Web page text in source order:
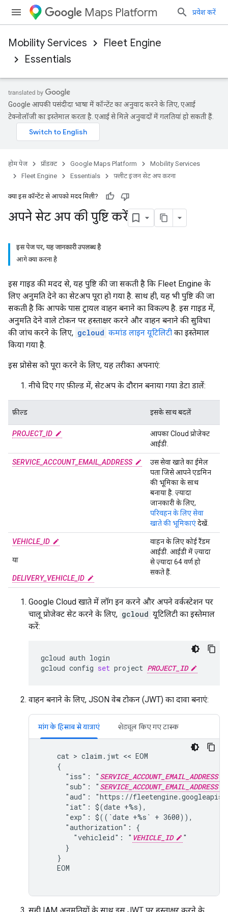
Maps Platform प्रवेश करें
Mobility Services
Fleet Engine
Essentials
Google आपकी पसंदीदा भाषा में कॉन्टेंट का अनुवाद करने के लिए, एआई
टेक्नोलॉजी का इस्तेमाल करता है. एआई से मिले अनुवादों में गलतियां हो सकती हैं.
होम पेज प्रॉडक्ट Google Maps Platform
Mobility Services
Fleet Engine
Essentials फ़्लीट इंजन सेट अप करना
क्या इस कॉन्टेंट से आपको मदद मिली?
अपने सेट अप की पुष्टि करें
इस पेज पर, यह जानकारी उपलब्ध है
आगे क्या करना है
इस गाइड की मदद से, यह पुष्टि की जा सकती है कि Fleet Engine के
लिए अनुमति देने का सेटअप पूरा हो गया है. साथ ही, यह भी पुष्टि की जा
सकती है कि आपके पास ट्रायल वाहन बनाने का विकल्प है. इस गाइड में,
अनुमति देने वाले टोकन पर हस्ताक्षर करने और वाहन बनाने की सुविधा
की जांच करने के लिए, gcloud कमांड लाइन यूटिलिटी का इस्तेमाल
किया गया है.
इस प्रोसेस को पूरा करने के लिए, यह तरीका अपनाएं:
नीचे दिए गए फ़ील्ड में, सेटअप के दौरान बनाया गया डेटा डालें:
फ़ील्ड इसके साथ बदलें
PROJECT_ID
आपका Cloud प्रोजेक्ट
आईडी.
SERVICE_ACCOUNT_EMAIL_ADDRESS
उस सेवा खाते का ईमेल
पता जिसे आपने एडमिन
की भूमिका के साथ
बनाया है. ज़्यादा
जानकारी के लिए,
परिवहन के लिए सेवा
खाते की भूमिकाएंदेखें.
VEHICLE_ID
या
DELIVERY_VEHICLE_ID
वाहन के लिए कोई रैंडम
आईडी. आईडी में ज़्यादा
से ज़्यादा 64 वर्ण हो
सकते हैं.
Google Cloud खाते में लॉग इन करने और अपने वर्कस्टेशन पर
चालू प्रोजेक्ट सेट करने के लिए, gcloud यूटिलिटी का इस्तेमाल
करें:
gcloud auth login
gcloud config set project PROJECT_ID
वाहन बनाने के लिए, JSON वेब टोकन (JWT) का दावा बनाएं:
मांग के हिसाब से यात्राएं शेड्यूल किए गए टास्क
    cat > claim.jwt << EOM
    {
      "iss": "
SERVICE_ACCOUNT_EMAIL_ADDRESS
      "sub": "
SERVICE_ACCOUNT_EMAIL_ADDRESS
"aud": "https://
      "iat": $(date +%s),
      "exp": $((`date +%s` + 3600)),
      "authorization": {
        "vehicleid": "
VEHICLE_ID
"
      }
    }
    EOM